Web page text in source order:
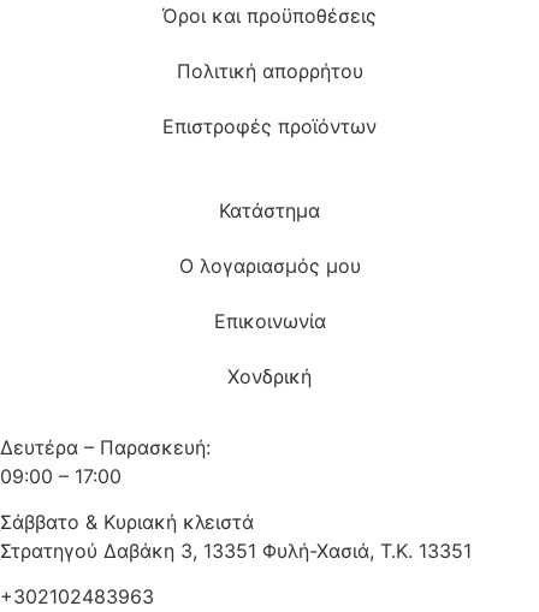
Όροι και προϋποθέσεις
Πολιτική απορρήτου
Επιστροφές προϊόντων
Κατάστημα
Ο λογαριασμός μου
Επικοινωνία
Χονδρική
Δευτέρα – Παρασκευή:
09:00 – 17:00
Σάββατο & Κυριακή κλειστά
Στρατηγού Δαβάκη 3, 13351 Φυλή-Χασιά, Τ.Κ. 13351
+302102483963